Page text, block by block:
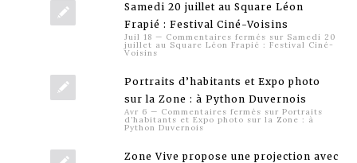
Samedi 20 juillet au Square Léon
Frapié : Festival Ciné-Voisins
Juil 18 — Commentaires fermés sur Samedi 20
juillet au Square Léon Frapié : Festival Ciné-
Voisins
Portraits d’habitants et Expo photo
sur la Zone : à Python Duvernois
Avr 6 — Commentaires fermés sur Portraits
d’habitants et Expo photo sur la Zone : à
Python Duvernois
Zone Vive propose une projection avec